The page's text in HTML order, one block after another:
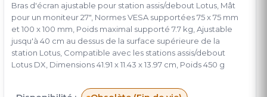
Bras d'écran ajustable pour station assis/debout Lotus, Mât
pour un moniteur 27", Normes VESA supportées 75 x 75 mm
et 100 x 100 mm, Poids maximal supporté 7.7 kg, Ajustable
jusqu'à 40 cm au dessus de la surface supérieure de la
station Lotus, Compatible avec les stations assis/debout
Lotus DX, Dimensions 41.91 x 11.43 x 13.97 cm, Poids 450 g